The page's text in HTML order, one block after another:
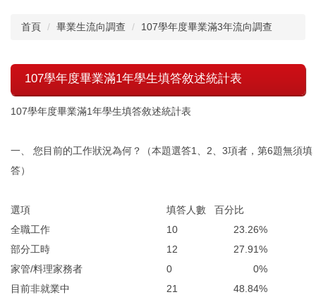
首頁 畢業生流向調查 107學年度畢業滿3年流向調查
107學年度畢業滿1年學生填答敘述統計表
107學年度畢業滿1年學生填答敘述統計表
一、 您目前的工作狀況為何？（本題選答1、2、3項者，第6題無須填
答）
選項 填答人數
百分比
全職工作
10
23.26%
部分工時
12
27.91%
家管/料理家務者
0
0%
目前非就業中
21 48.84%